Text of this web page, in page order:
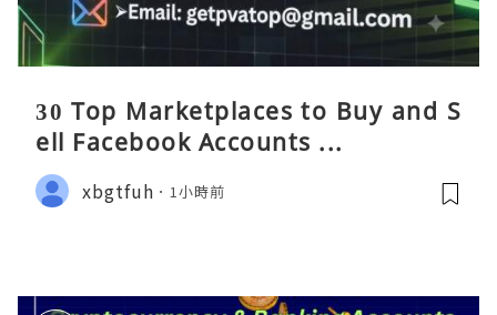
30 Top Marketplaces to Buy and S
ell Facebook Accounts ...
xbgtfuh 1小時前